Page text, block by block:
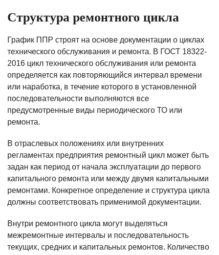
Структура ремонтного цикла
График ППР строят на основе документации о циклах
технического обслуживания и ремонта. В ГОСТ 18322-
2016 цикл технического обслуживания или ремонта
определяется как повторяющийся интервал времени
или наработка, в течение которого в установленной
последовательности выполняются все
предусмотренные виды периодического ТО или
ремонта.
В отраслевых положениях или внутренних
регламентах предприятия ремонтный цикл может быть
задан как период от начала эксплуатации до первого
капитального ремонта или между двумя капитальными
ремонтами. Конкретное определение и структура цикла
должны соответствовать применимой документации.
Внутри ремонтного цикла могут выделяться
межремонтные интервалы и последовательность
текущих, средних и капитальных ремонтов. Количество